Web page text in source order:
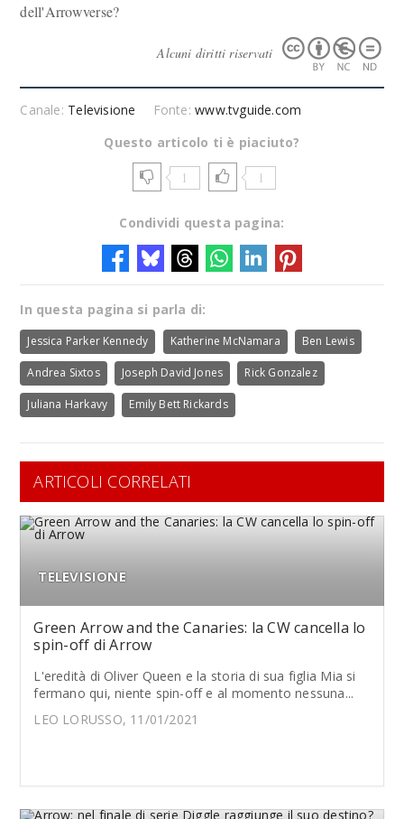
dell'Arrowverse?
Alcuni diritti riservati
Canale: Televisione Fonte:www.tvguide.com
Questo articolo ti è piaciuto?
1 1
Condividi questa pagina:
In questa pagina si parla di:
Jessica Parker Kennedy Katherine McNamara Ben Lewis
Andrea Sixtos Joseph David Jones Rick Gonzalez
Juliana Harkavy Emily Bett Rickards
ARTICOLI CORRELATI
TELEVISIONE
Green Arrow and the Canaries: la CW cancella lo
spin-off di Arrow
L'eredità di Oliver Queen e la storia di sua figlia Mia si
fermano qui, niente spin-off e al momento nessuna...
LEO LORUSSO, 11/01/2021